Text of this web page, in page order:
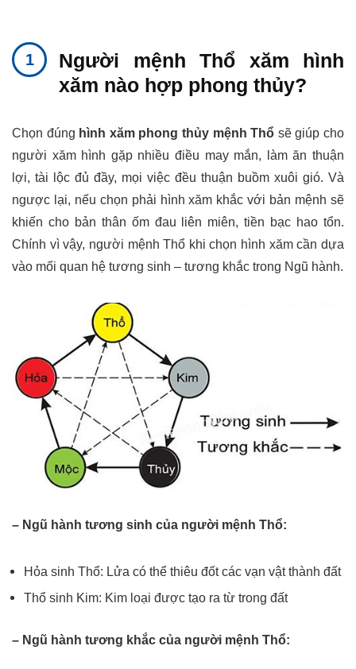
Người mệnh Thổ xăm hình
xăm nào hợp phong thủy?
Chọn đúng hình xăm phong thủy mệnh Thổ sẽ giúp cho
người xăm hình gặp nhiều điều may mắn, làm ăn thuận
lợi, tài lộc đủ đầy, mọi việc đều thuận buồm xuôi gió. Và
ngược lại, nếu chọn phải hình xăm khắc với bản mệnh sẽ
khiến cho bản thân ốm đau liên miên, tiền bạc hao tổn.
Chính vì vậy, người mệnh Thổ khi chọn hình xăm cần dựa
vào mối quan hệ tương sinh – tương khắc trong Ngũ hành.
– Ngũ hành tương sinh của người mệnh Thổ:
Hỏa sinh Thổ: Lửa có thể thiêu đốt các vạn vật thành đất
Thổ sinh Kim: Kim loại được tạo ra từ trong đất
– Ngũ hành tương khắc của người mệnh Thổ: